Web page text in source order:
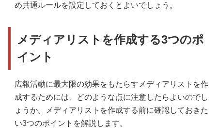
め共通ルールを設定しておくとよいでしょう。
メディアリストを作成する3つのポ
イント
広報活動に最大限の効果をもたらすメディアリストを作
成するためには、どのような点に注意したらよいのでし
ょうか。メディアリストを作成する前に確認しておきた
い3つのポイントを解説します。